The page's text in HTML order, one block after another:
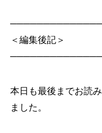
＜編集後記＞
本日も最後までお読
ました。